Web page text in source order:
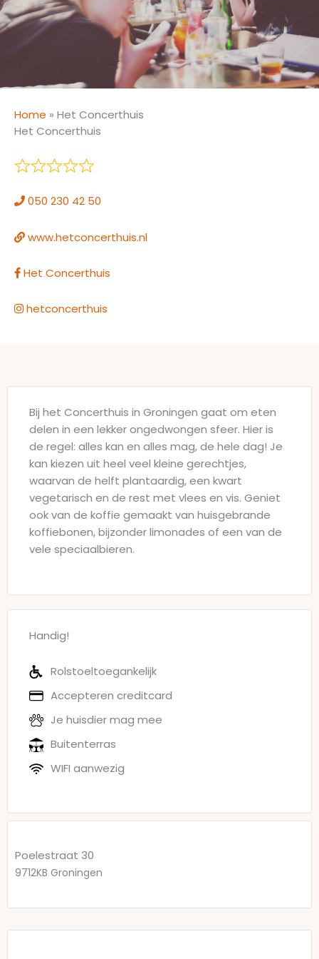
Home » Het Concerthuis
Het Concerthuis
050 230 42 50
www.hetconcerthuis.nl
Het Concerthuis
hetconcerthuis
Bij het Concerthuis in Groningen gaat om eten
delen in een lekker ongedwongen sfeer. Hier is
de regel: alles kan en alles mag, de hele dag! Je
kan kiezen uit heel veel kleine gerechtjes,
waarvan de helft plantaardig, een kwart
vegetarisch en de rest met vlees en vis. Geniet
ook van de koffie gemaakt van huisgebrande
koffiebonen, bijzonder limonades of een van de
vele speciaalbieren.
Handig!
Rolstoeltoegankelijk
Accepteren creditcard
Je huisdier mag mee
Buitenterras
WIFI aanwezig
Poelestraat 30
9712KB Groningen